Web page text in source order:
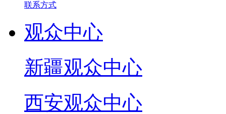
联系方式
观众中心
新疆观众中心
西安观众中心